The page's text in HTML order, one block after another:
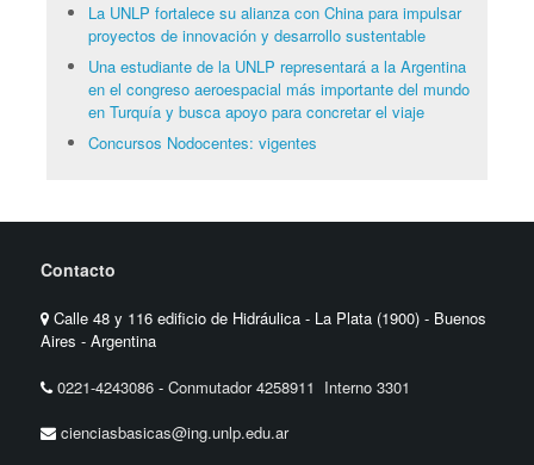
La UNLP fortalece su alianza con China para impulsar
proyectos de innovación y desarrollo sustentable
Una estudiante de la UNLP representará a la Argentina
en el congreso aeroespacial más importante del mundo
en Turquía y busca apoyo para concretar el viaje
Concursos Nodocentes: vigentes
Contacto
Calle 48 y 116 edificio de Hidráulica - La Plata (1900) - Buenos
Aires - Argentina
0221-4243086 -Conmutador 4258911 Interno 3301
cienciasbasicas@ing.unlp.edu.ar